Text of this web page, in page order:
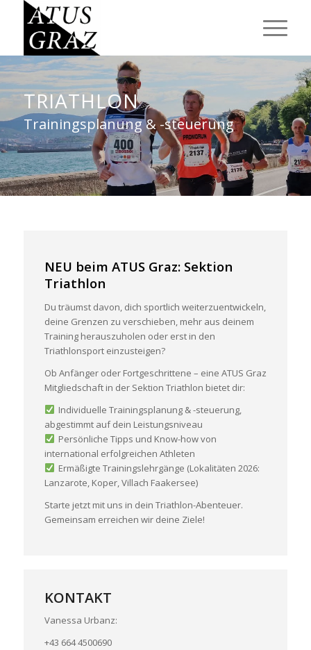
TRIATHLON
Trainingsplanung & -steuerung
NEU beim ATUS Graz: Sektion
Triathlon
Du träumst davon, dich sportlich weiterzuentwickeln,
deine Grenzen zu verschieben, mehr aus deinem
Training herauszuholen oder erst in den
Triathlonsport einzusteigen?
Ob Anfänger oder Fortgeschrittene – eine ATUS Graz
Mitgliedschaft in der Sektion Triathlon bietet dir:
Individuelle Trainingsplanung & -steuerung,
abgestimmt auf dein Leistungsniveau
Persönliche Tipps und Know-how von
international erfolgreichen Athleten
Ermäßigte Trainingslehrgänge (Lokalitäten 2026:
Lanzarote, Koper, Villach Faakersee)
Starte jetzt mit uns in dein Triathlon-Abenteuer.
Gemeinsam erreichen wir deine Ziele!
KONTAKT
Vanessa Urbanz:
+43 664 4500690